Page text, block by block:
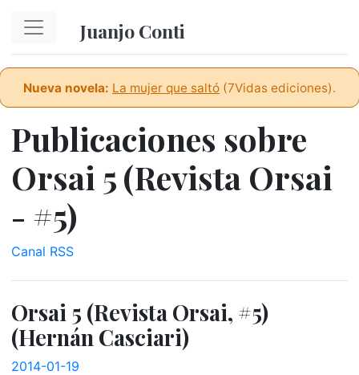
Juanjo Conti
Nueva novela: La mujer que saltó (7Vidas ediciones).
Publicaciones sobre
Orsai 5 (Revista Orsai
- #5)
Canal RSS
Orsai 5 (Revista Orsai, #5)
(Hernán Casciari)
2014-01-19